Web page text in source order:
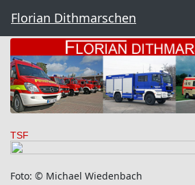
Florian Dithmarschen
TSF
Foto: © Michael Wiedenbach